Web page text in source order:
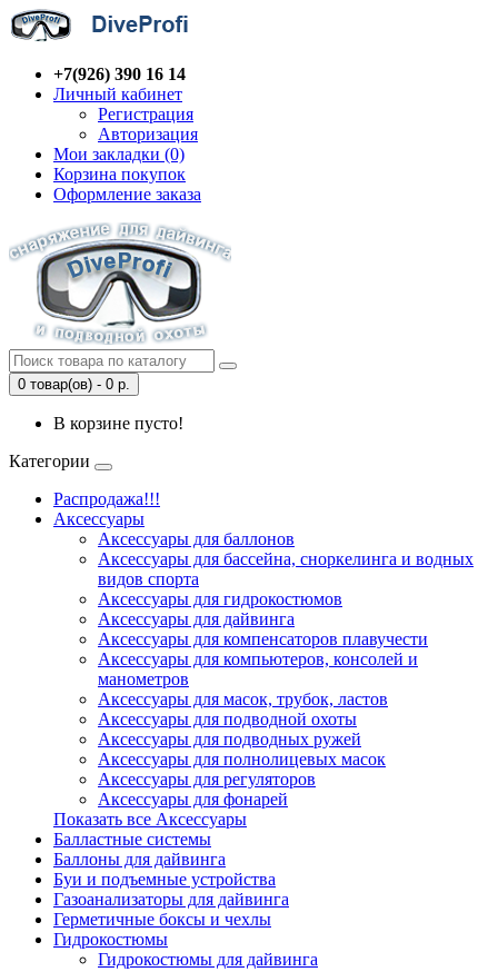
+7(926) 390 16 14
Личный кабинет
Регистрация
Авторизация
Мои закладки (0)
Корзина покупок
Оформление заказа
0 товар(ов) - 0 р.
В корзине пусто!
Категории
Распродажа!!!
Аксессуары
Аксессуары для баллонов
Аксессуары для бассейна, сноркелинга и водных
видов спорта
Аксессуары для гидрокостюмов
Аксессуары для дайвинга
Аксессуары для компенсаторов плавучести
Аксессуары для компьютеров, консолей и
манометров
Аксессуары для масок, трубок, ластов
Аксессуары для подводной охоты
Аксессуары для подводных ружей
Аксессуары для полнолицевых масок
Аксессуары для регуляторов
Аксессуары для фонарей
Показать все Аксессуары
Балластные системы
Баллоны для дайвинга
Буи и подъемные устройства
Газоанализаторы для дайвинга
Герметичные боксы и чехлы
Гидрокостюмы
Гидрокостюмы для дайвинга